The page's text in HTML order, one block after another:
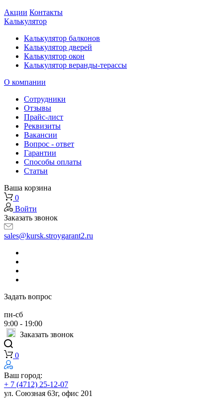
Акции Контакты
Калькулятор
Калькулятор балконов
Калькулятор дверей
Калькулятор окон
Калькулятор веранды-терассы
О компании
Сотрудники
Отзывы
Прайс-лист
Реквизиты
Вакансии
Вопрос - ответ
Гарантии
Способы оплаты
Статьи
Ваша корзина
0
Войти
Заказать звонок
sales@kursk.stroygarant2.ru
Задать вопрос
пн-сб
9:00 - 19:00
Заказать звонок
0
Ваш город:
+ 7 (4712) 25-12-07
ул. Союзная 63г, офис 201